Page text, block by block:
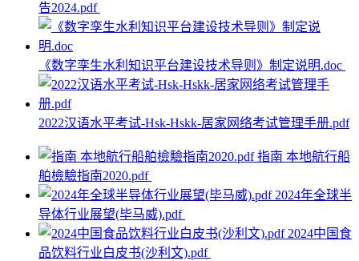
告2024.pdf
《数字孪生水利知识平台建设技术导则》制定说明.doc
2022汉语水平考试-Hsk-Hskk-居家网络考试管理手册.pdf
指南 本地航行船
舶檢驗指南2020.pdf
2024年全球半
导体行业展望(毕马威).pdf
2024中国食
品饮料行业白皮书(沙利文).pdf